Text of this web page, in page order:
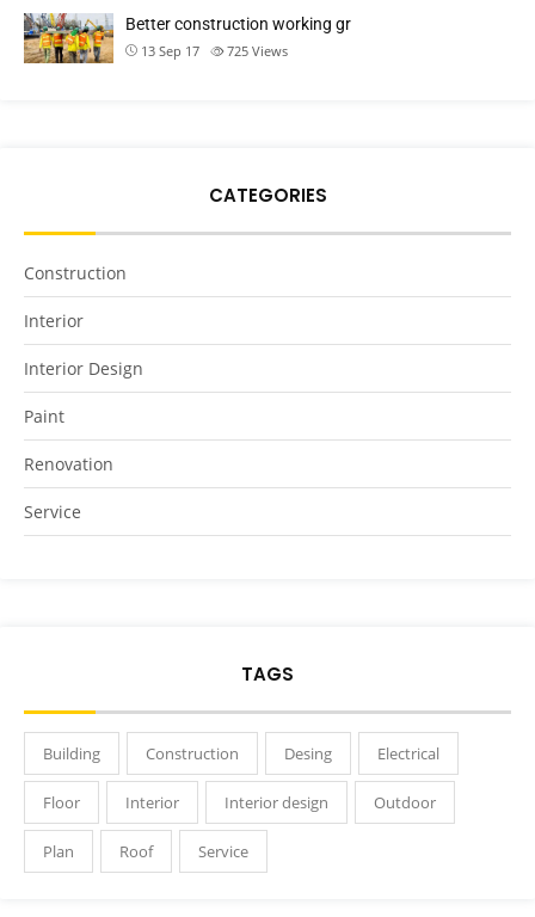
Better construction working gr
13 Sep 17 725 Views
CATEGORIES
Construction
Interior
Interior Design
Paint
Renovation
Service
TAGS
Building Construction Desing Electrical
Floor Interior Interior design Outdoor
Plan Roof Service